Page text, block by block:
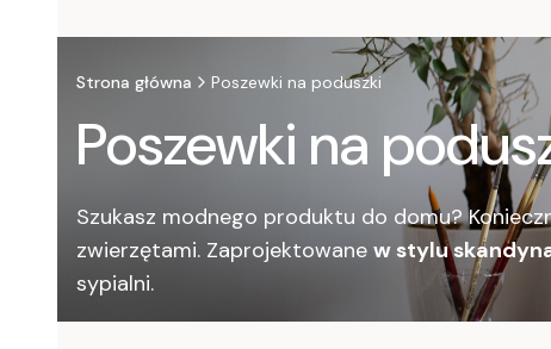
Strona główna Poszewki na poduszki
Poszewki na
Szukasz modnego produktu do domu?
zwierzętami. Zaprojektowane w stylu
sypialni.